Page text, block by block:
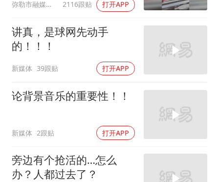
点赞！ 弥勒市融媒体中心 2116跟贴 打开APP
讲真，是球网先动手
的！！！
新媒体 39跟贴 打开APP
论背景音乐的重要性！！
新媒体 2跟贴 打开APP
旁边有个抢活的…怎么
办？人都过去了？